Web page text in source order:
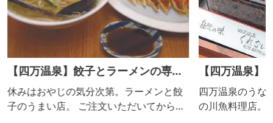
【四万温泉】餃子とラーメンの専門
店 ゆうみん
休みはおやじの気分次第。ラーメンと餃
子のうまい店。 ご注文いただいてから餃
【四万温泉
ない
四万温泉のうな
の川魚料理店。